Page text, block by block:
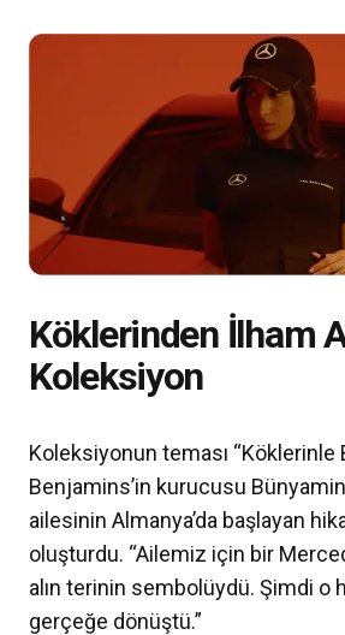
Köklerinden İlham
Koleksiyon
Koleksiyonun teması “Köklerinle
Benjamins’in kurucusu Bünyamin
ailesinin Almanya’da başlayan
oluşturdu. “Ailemiz için bir
alın terinin sembolüydü. Şimdi o
gerçeğe dönüştü.”